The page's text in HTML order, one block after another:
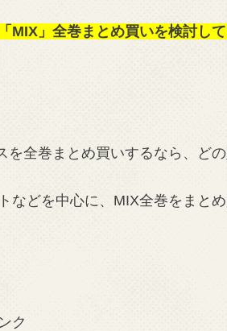
「MIX」全巻まとめ買いを検討し
を全巻まとめ買いするなら、ど
などを中心に、MIX全巻をまと
ク